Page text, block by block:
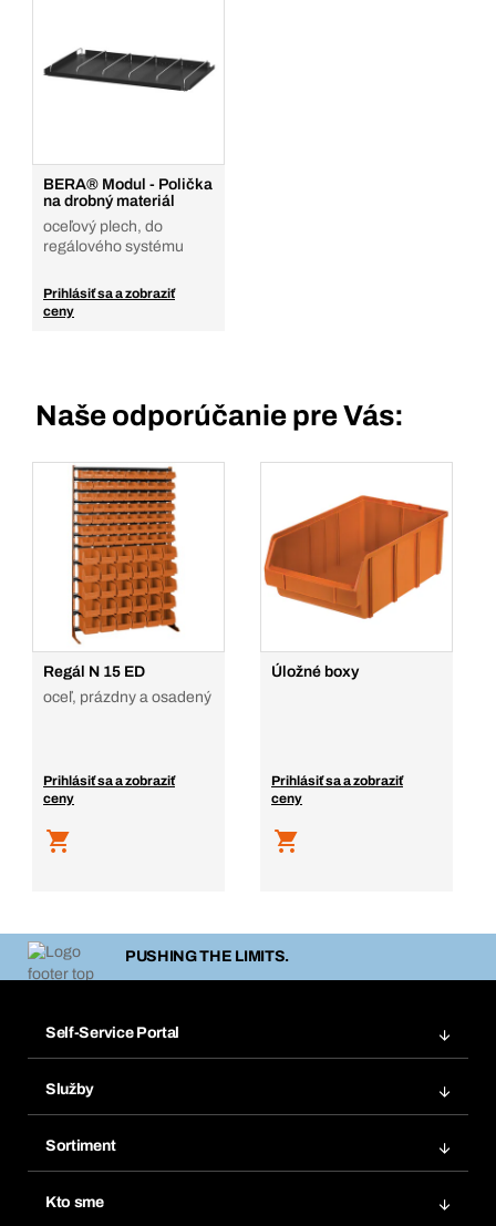
BERA® Modul - Polička
na drobný materiál
oceľový plech, do
regálového systému
Prihlásiť sa a zobraziť
ceny
Naše odporúčanie pre Vás:
Regál N 15 ED
oceľ, prázdny a osadený
Prihlásiť sa a zobraziť
ceny
Úložné boxy
Prihlásiť sa a zobraziť
ceny
PUSHING THE LIMITS.
Self-Service Portal
Obľúbené
Opakované objednávky
Predplatné
Služby
Chemická databáza
Sortiment
Kto sme